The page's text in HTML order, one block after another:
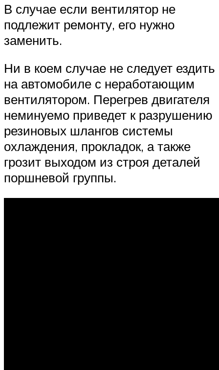
В случае если вентилятор не
подлежит ремонту, его нужно
заменить.
Ни в коем случае не следует ездить
на автомобиле с неработающим
вентилятором. Перегрев двигателя
неминуемо приведет к разрушению
резиновых шлангов системы
охлаждения, прокладок, а также
грозит выходом из строя деталей
поршневой группы.